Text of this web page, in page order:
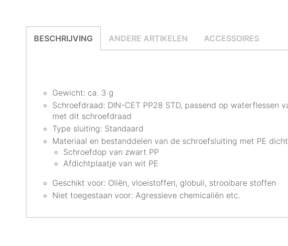
BESCHRIJVING ANDERE ARTIKELEN ACCESSOIRES
Gewicht: ca. 3 g
Schroefdraad: DIN-CET PP28 STD, passend op waterflessen
met dit schroefdraad
Type sluiting: Standaard
Materiaal en bestanddelen van de schroefsluiting met PE
Schroefdop van zwart PP
Afdichtplaatje van wit PE
Geschikt voor: Oliën, vloeistoffen, globuli, strooibare stoffen
Niet toegestaan voor: Agressieve chemicaliën etc.